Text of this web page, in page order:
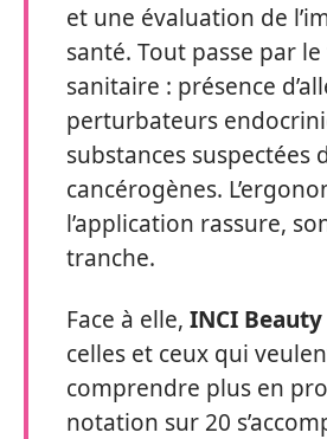
et une évaluation de
santé. Tout passe par
sanitaire : présence
perturbateurs
substances suspectées
cancérogènes.
l’application rassure,
tranche.
Face à elle, INCI Beauty
celles et ceux qui
comprendre plus en
notation sur 20